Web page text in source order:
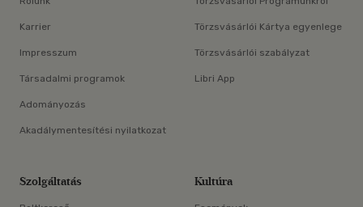
Karrier
Impresszum
Társadalmi programok
Adományozás
Akadálymentesítési nyilatkozat
Törzsvásárlói Kártya egyenlege
Törzsvásárlói szabályzat
Libri App
Szolgáltatás Kultúra